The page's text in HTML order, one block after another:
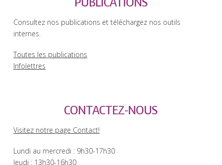
Consultez nos publications et téléchargez nos outils
internes.
Toutes les publications
Infolettres
CONTACTEZ-NOUS
Visitez notre page Contact!
Lundi au mercredi : 9h30-17h30
Jeudi : 13h30-16h30